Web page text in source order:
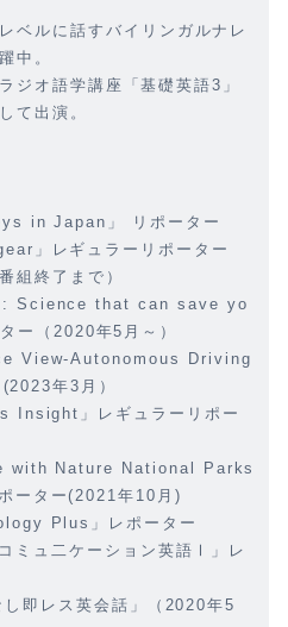
ベルに話すバイリンガルナレ
中。
ジオ語学講座「基礎英語3」
て出演。
in Japan」 リポーター
」レギュラーリポーター
組終了まで）
Science that can save yo
ー（2020年5月～）
View-Autonomous Driving
年3月）
Insight」レギュラーリポー
with Nature National Parks
ーター(2021年10月)
Plus」レポーター
ミュ二ケーション英語Ⅰ」レ
即レス英会話」（2020年5